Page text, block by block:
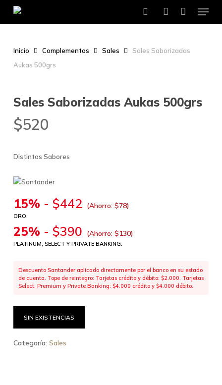
searchaccount
Menu
Inicio Complementos Sales
Sales Saborizadas
Aukas 500grs
Sales Saborizadas Aukas 500grs
$520
Distintos Sabores
15% - $442 (Ahorro: $78)
ORO.
25% - $390 (Ahorro: $130)
PLATINUM, SELECT Y PRIVATE BANKING.
Descuento Santander aplicado directamente por el banco en su estado
de cuenta. Tope de reintegro: Tarjetas crédito y débito: $2.000. Tarjetas
Select, Premium y Private Banking: $4.000 crédito y $4.000 débito.
SIN EXISTENCIAS
Categoría: Sales